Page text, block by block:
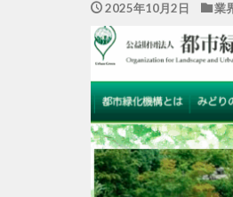
2025年10月2日 業